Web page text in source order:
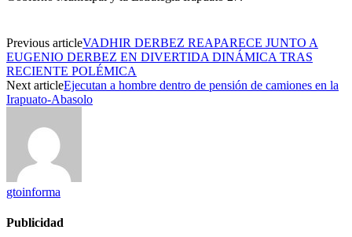
Previous articleVADHIR DERBEZ REAPARECE JUNTO A
EUGENIO DERBEZ EN DIVERTIDA DINÁMICA TRAS
RECIENTE POLÉMICA
Next articleEjecutan a hombre dentro de pensión de camiones en la
Irapuato-Abasolo
gtoinforma
Publicidad